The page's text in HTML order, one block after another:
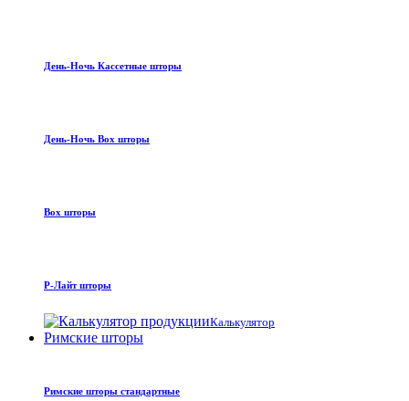
День-Ночь Кассетные шторы
День-Ночь Box шторы
Box шторы
Р-Лайт шторы
Калькулятор
Римские шторы
Римские шторы стандартные